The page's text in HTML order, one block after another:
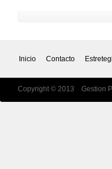
Inicio Contacto
Copyright © 2013 Gestion